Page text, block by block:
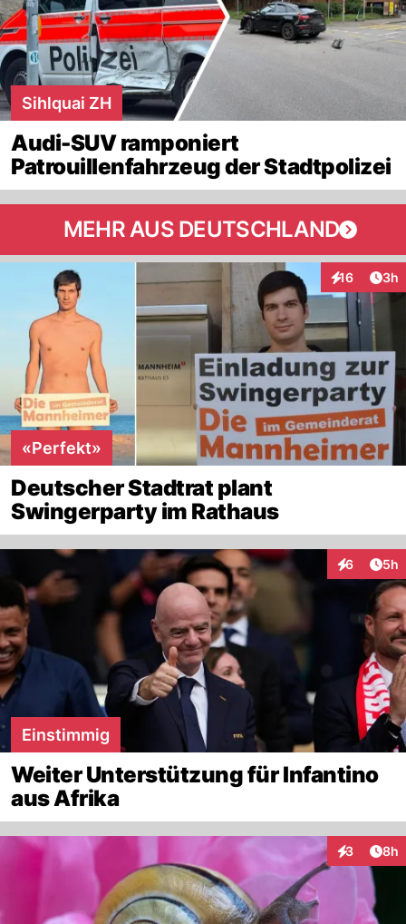
Sihlquai ZH
Audi-SUV ramponiert
Patrouillenfahrzeug der Stadtpolizei
MEHR AUS DEUTSCHLAND
16
Interaktionen
3h
«Perfekt»
Deutscher Stadtrat plant
Swingerparty im Rathaus
6 5h
Einstimmig
Weiter Unterstützung für Infantino
aus Afrika
3 8h